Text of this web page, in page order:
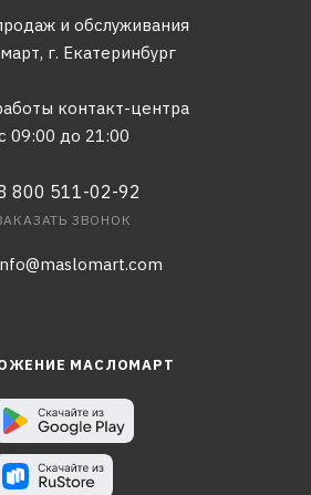
и обслуживания
г. Екатеринбург
контакт-центра
09:00 до 21:00
800 511-02-92
ЗВОНОК
МАСЛОМАРТ